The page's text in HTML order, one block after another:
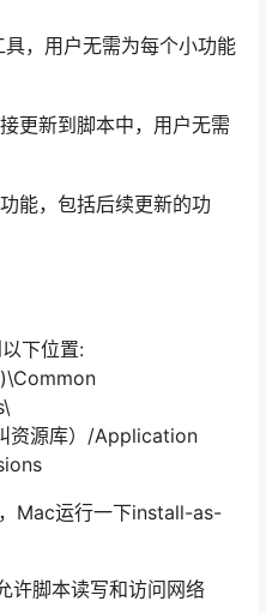
，用户无需为每个小功能
更新到脚本中，用户无需
能，包括后续更新的功
下位置:
资源库）/Application
Mac运行一下install-as-
许脚本读写和访问网络